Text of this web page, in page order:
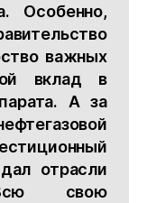
Особенно,
важных
вклад в
А за
отрасли
свою